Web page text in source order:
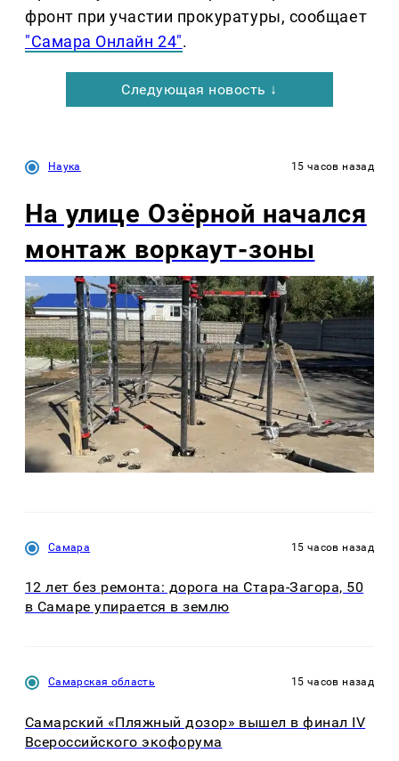
фронт при участии прокуратуры, сообщает
"Самара Онлайн 24".
Следующая новость ↓
Наука 15 часов назад
На улице Озëрной начался
монтаж воркаут-зоны
Самара 15 часов назад
12 лет без ремонта: дорога на Стара-Загора, 50
в Самаре упирается в землю
Самарская область 15 часов назад
Самарский «Пляжный дозор» вышел в финал IV
Всероссийского экофорума